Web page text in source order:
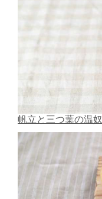
帆立と三つ葉の温奴